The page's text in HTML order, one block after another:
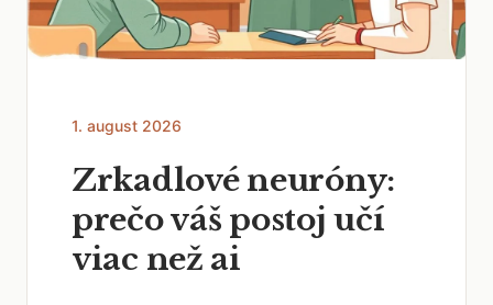
1. august 2026
Zrkadlové neuróny:
prečo váš postoj učí
viac než ai